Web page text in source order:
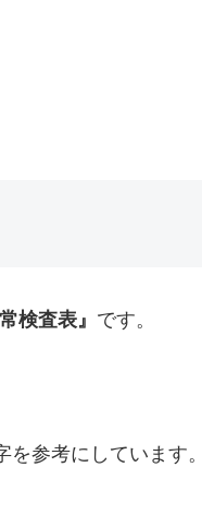
検査表』 です。
参考にしています。